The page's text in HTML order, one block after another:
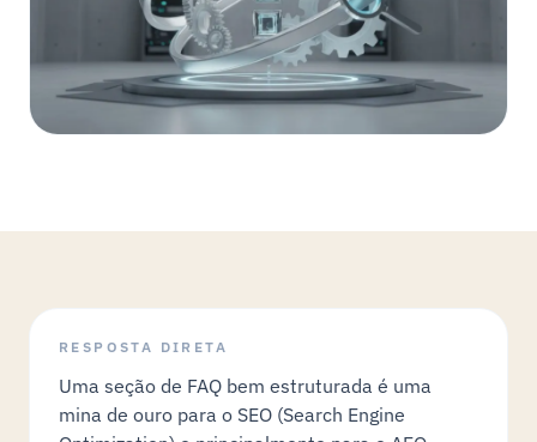
RESPOSTA DIRETA
Uma seção de FAQ bem estruturada é uma
mina de ouro para o SEO (Search Engine